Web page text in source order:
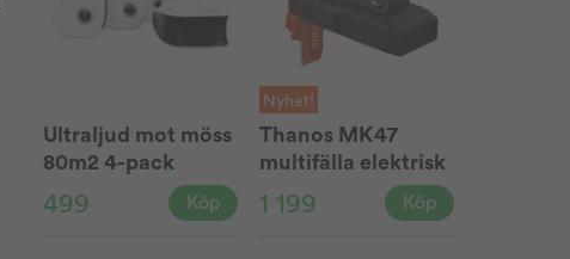
Ultraljud mot möss
80m2 4-pack
499 Köp
Nyhet!
Thanos MK47
multifälla elektrisk
1 199 Köp